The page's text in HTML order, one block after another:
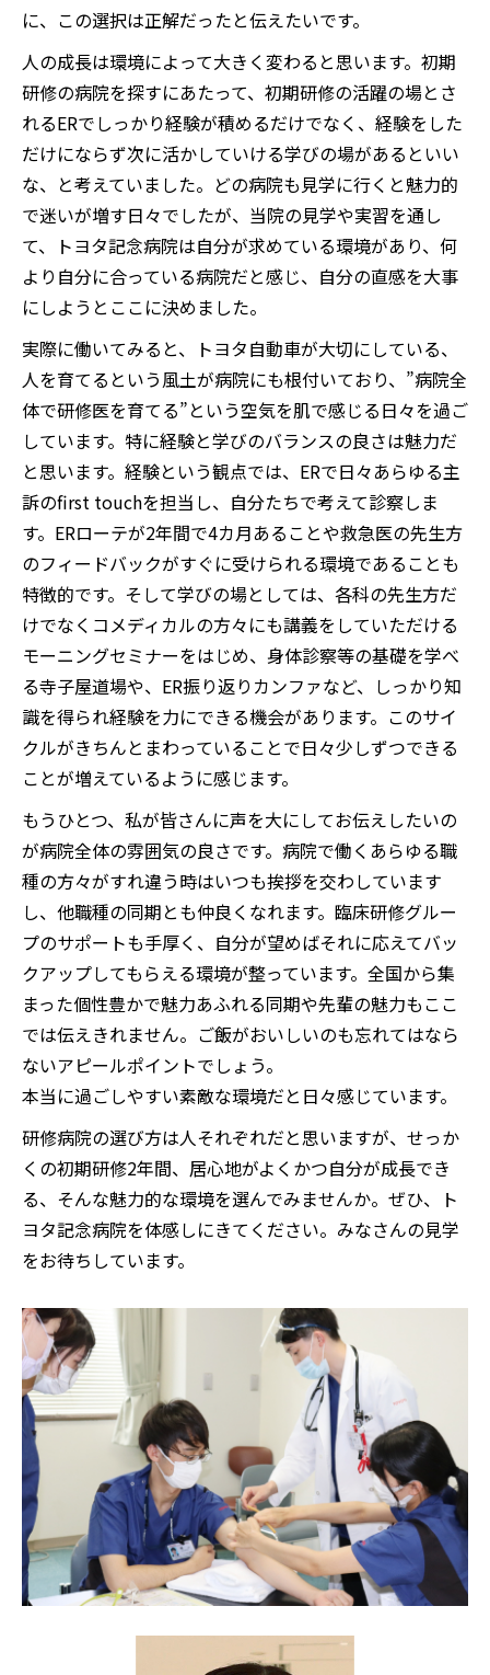
に、この選択は正解だったと伝えたいです。
人の成長は環境によって大きく変わると思います。初期
研修の病院を探すにあたって、初期研修の活躍の場とさ
れるERでしっかり経験が積めるだけでなく、経験をした
だけにならず次に活かしていける学びの場があるといい
な、と考えていました。どの病院も見学に行くと魅力的
で迷いが増す日々でしたが、当院の見学や実習を通し
て、トヨタ記念病院は自分が求めている環境があり、何
より自分に合っている病院だと感じ、自分の直感を大事
にしようとここに決めました。
実際に働いてみると、トヨタ自動車が大切にしている、
人を育てるという風土が病院にも根付いており、”病院全
体で研修医を育てる”という空気を肌で感じる日々を過ご
しています。特に経験と学びのバランスの良さは魅力だ
と思います。経験という観点では、ERで日々あらゆる主
訴のfirst touchを担当し、自分たちで考えて診察しま
す。ERローテが2年間で4カ月あることや救急医の先生方
のフィードバックがすぐに受けられる環境であることも
特徴的です。そして学びの場としては、各科の先生方だ
けでなくコメディカルの方々にも講義をしていただける
モーニングセミナーをはじめ、身体診察等の基礎を学べ
る寺子屋道場や、ER振り返りカンファなど、しっかり知
識を得られ経験を力にできる機会があります。このサイ
クルがきちんとまわっていることで日々少しずつできる
ことが増えているように感じます。
もうひとつ、私が皆さんに声を大にしてお伝えしたいの
が病院全体の雰囲気の良さです。病院で働くあらゆる職
種の方々がすれ違う時はいつも挨拶を交わしています
し、他職種の同期とも仲良くなれます。臨床研修グルー
プのサポートも手厚く、自分が望めばそれに応えてバッ
クアップしてもらえる環境が整っています。全国から集
まった個性豊かで魅力あふれる同期や先輩の魅力もここ
では伝えきれません。ご飯がおいしいのも忘れてはなら
ないアピールポイントでしょう。
本当に過ごしやすい素敵な環境だと日々感じています。
研修病院の選び方は人それぞれだと思いますが、せっか
くの初期研修2年間、居心地がよくかつ自分が成長でき
る、そんな魅力的な環境を選んでみませんか。ぜひ、ト
ヨタ記念病院を体感しにきてください。みなさんの見学
をお待ちしています。